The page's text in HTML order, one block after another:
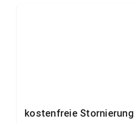
kostenfreie Stornierung